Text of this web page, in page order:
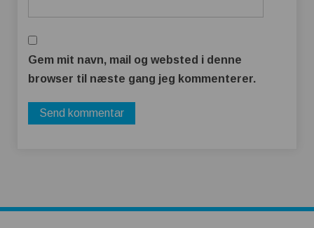
Gem mit navn, mail og websted i denne
browser til næste gang jeg kommenterer.